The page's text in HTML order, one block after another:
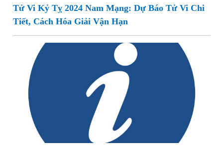
Tử Vi Kỷ Tỵ 2024 Nam Mạng: Dự Báo Tử Vi Chi
Tiết, Cách Hóa Giải Vận Hạn